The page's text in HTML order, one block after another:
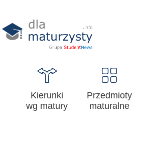
Kierunki
wg matury
Przedmioty
maturalne